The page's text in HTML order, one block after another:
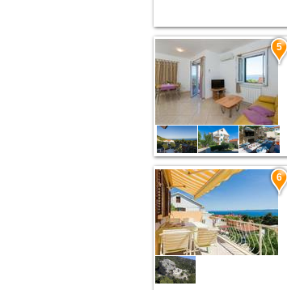
5
6